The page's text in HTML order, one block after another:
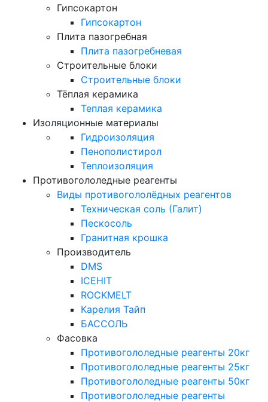
Гипсокартон
Гипсокартон
Плита пазогребная
Плита пазогребневая
Строительные блоки
Строительные блоки
Тёплая керамика
Теплая керамика
Изоляционные материалы
Гидроизоляция
Пенополистирол
Теплоизоляция
Противогололедные реагенты
Виды противогололёдных реагентов
Техническая соль (Галит)
Пескосоль
Гранитная крошка
Производитель
DMS
ICEHIT
ROCKMELT
Карелия Тайп
БАССОЛЬ
Фасовка
Противогололедные реагенты 20кг
Противогололедные реагенты 25кг
Противогололедные реагенты 50кг
Противогололедные реагенты